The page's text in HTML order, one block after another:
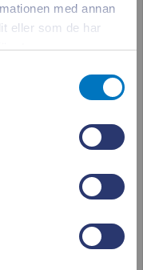
med annan
eller som de harStäng
dig
elen
elen smartare och